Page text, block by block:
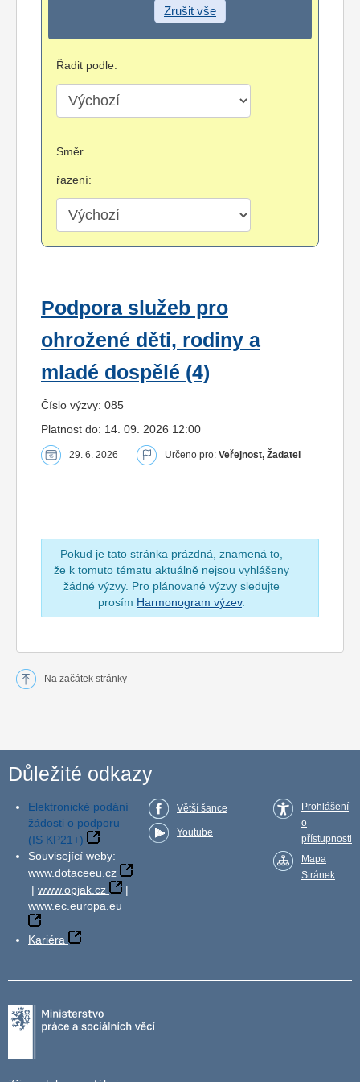
Zrušit vše
Řadit podle:
Směr
řazení:
Podpora služeb pro
ohrožené děti, rodiny a
mladé dospělé (4)
Číslo výzvy: 085
Platnost do: 14. 09. 2026 12:00
29. 6. 2026 Určeno pro: Veřejnost, Žadatel
Pokud je tato stránka prázdná, znamená to,
že k tomuto tématu aktuálně nejsou vyhlášeny
žádné výzvy. Pro plánované výzvy sledujte
prosím Harmonogram výzev.
Na začátek stránky
Důležité odkazy
Elektronické podání
žádosti o podporu
(IS KP21+)
Související weby:
www.dotaceeu.cz
| www.opjak.cz
|
www.ec.europa.eu
Kariéra
Větší šance
Youtube
Prohlášení
o
přístupnosti
Mapa
Stránek